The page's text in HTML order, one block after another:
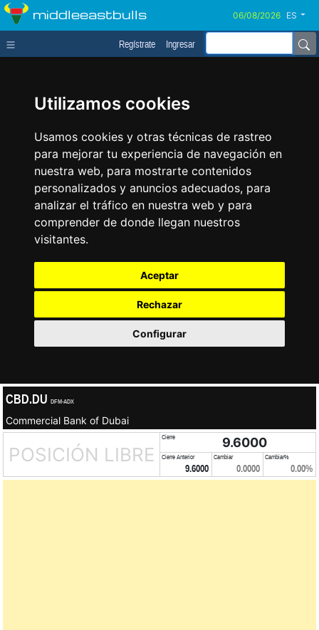
Utilizamos cookies
Usamos cookies y otras técnicas de rastreo
para mejorar tu experiencia de navegación en
nuestra web, para mostrarte contenidos
personalizados y anuncios adecuados, para
analizar el tráfico en nuestra web y para
comprender de donde llegan nuestros
visitantes.
Aceptar
Rechazar
Configurar
middleeastbulls ES
Regístrate Ingresar
CBD.DU DFM-ADX
Commercial Bank of Dubai
POSICIÓN LIBRE
Cierre 9.6000
Cierre Anterior
9.6000
Cambiar
0.0000
Cambiar%
0.00%